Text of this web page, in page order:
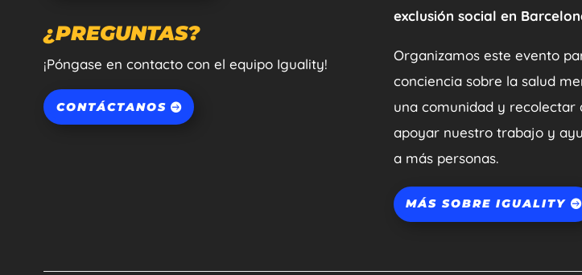
¿PREGUNTAS?
¡Póngase en contacto con el equipo Iguality!
CONTÁCTANOS
exclusión social en
Organizamos este evento
conciencia sobre la salud
una comunidad y recolectar
apoyar nuestro trabajo y
a más personas.
MÁS SOBRE IGUALITY